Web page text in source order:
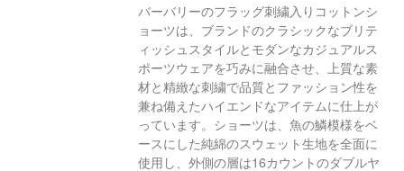
バーバリーのフラッグ刺繍入りコットンシ
ョーツは、ブランドのクラシックなブリテ
ィッシュスタイルとモダンなカジュアルス
ポーツウェアを巧みに融合させ、上質な素
材と精緻な刺繍で品質とファッション性を
兼ね備えたハイエンドなアイテムに仕上が
っています。ショーツは、魚の鱗模様をベ
ースにした純綿のスウェット生地を全面に
使用し、外側の層は16カウントのダブルヤ